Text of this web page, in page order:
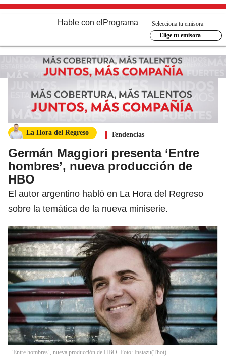
Hable con el Programa
Selecciona tu emisora
Elige tu emisora
La Hora del Regreso Tendencias
Germán Maggiori presenta ‘Entre
hombres’, nueva producción de
HBO
El autor argentino habló en La Hora del Regreso
sobre la temática de la nueva miniserie.
‘Entre hombres’, nueva producción de HBO. Foto: Instazu(Thot)